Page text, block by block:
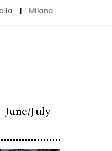
Milano è pronta a diventare
July